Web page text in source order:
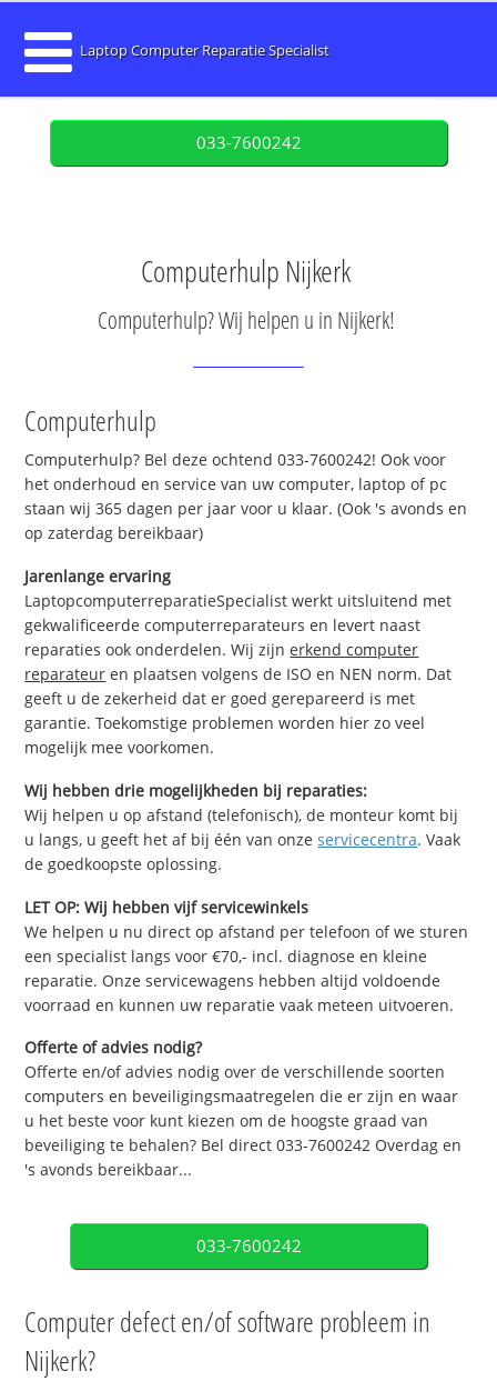
Laptop Computer Reparatie Specialist
033-7600242
Computerhulp Nijkerk
Computerhulp? Wij helpen u in Nijkerk!
Computerhulp
Computerhulp? Bel deze ochtend 033-7600242! Ook voor
het onderhoud en service van uw computer, laptop of pc
staan wij 365 dagen per jaar voor u klaar. (Ook 's avonds en
op zaterdag bereikbaar)
Jarenlange ervaring
LaptopcomputerreparatieSpecialist werkt uitsluitend met
gekwalificeerde computerreparateurs en levert naast
reparaties ook onderdelen. Wij zijnerkend computer
reparateur en plaatsen volgens de ISO en NEN norm. Dat
geeft u de zekerheid dat er goed gerepareerd is met
garantie. Toekomstige problemen worden hier zo veel
mogelijk mee voorkomen.
Wij hebben drie mogelijkheden bij reparaties:
Wij helpen u op afstand (telefonisch), de monteur komt bij
u langs, u geeft het af bij één van onzeservicecentra. Vaak
de goedkoopste oplossing.
LET OP: Wij hebben vijf servicewinkels
We helpen u nu direct op afstand per telefoon of we sturen
een specialist langs voor €70,- incl. diagnose en kleine
reparatie. Onze servicewagens hebben altijd voldoende
voorraad en kunnen uw reparatie vaak meteen uitvoeren.
Offerte of advies nodig?
Offerte en/of advies nodig over de verschillende soorten
computers en beveiligingsmaatregelen die er zijn en waar
u het beste voor kunt kiezen om de hoogste graad van
beveiliging te behalen? Bel direct 033-7600242 Overdag en
's avonds bereikbaar...
033-7600242
Computer defect en/of software probleem in
Nijkerk?